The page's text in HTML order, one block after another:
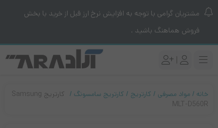
مشتریان گرامی با توجه به افزایش نرخ ارز قبل از خرید با بخش
فروش هماهنگ باشید .
|
خانه مواد مصرفی کارتریج کارتریج سامسونگ
کارتریج Samsung
MLT-D560R